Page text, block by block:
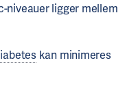
niveauer ligger mellem
kan minimeres